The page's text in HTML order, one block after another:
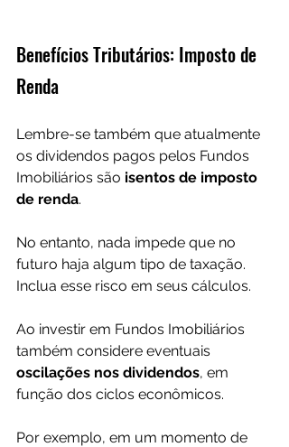
Benefícios Tributários: Imposto de
Renda
Lembre-se também que atualmente
os dividendos pagos pelos Fundos
Imobiliários são isentos de imposto
de renda.
No entanto, nada impede que no
futuro haja algum tipo de taxação.
Inclua esse risco em seus cálculos.
Ao investir em Fundos Imobiliários
também considere eventuais
oscilações nos dividendos, em
função dos ciclos econômicos.
Por exemplo, em um momento de